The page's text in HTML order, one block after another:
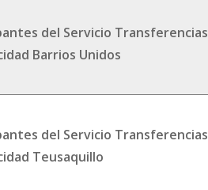
del Servicio Transferencias
Barrios Unidos
del Servicio Transferencias
Teusaquillo